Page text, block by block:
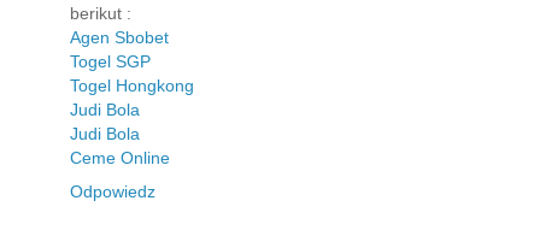
berikut :
Agen Sbobet
Togel SGP
Togel Hongkong
Judi Bola
Judi Bola
Ceme Online
Odpowiedz